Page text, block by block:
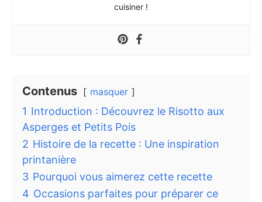
cuisiner !
Contenus masquer
1 Introduction : Découvrez le Risotto aux
Asperges et Petits Pois
2 Histoire de la recette : Une inspiration
printanière
3 Pourquoi vous aimerez cette recette
4 Occasions parfaites pour préparer ce